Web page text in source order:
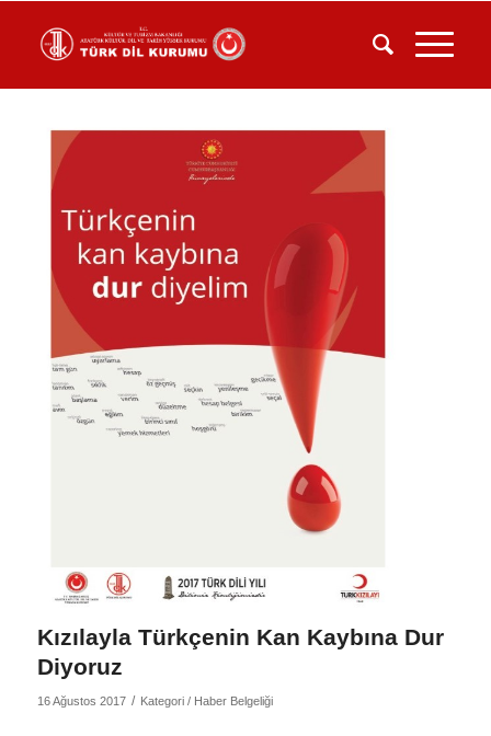
Kızılayla Türkçenin Kan Kaybına Dur
Diyoruz
16 Ağustos 2017 / Kategori / Haber Belgeliği